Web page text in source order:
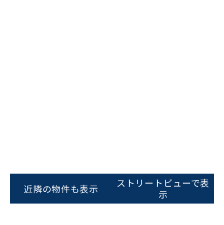
近隣の物件も表示
ストリートビューで表
示